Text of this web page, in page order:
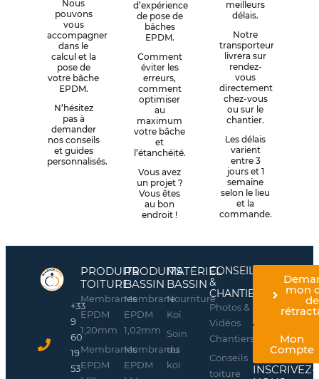
Nous
pouvons
vous
accompagner
dans le
calcul et la
pose de
votre bâche
EPDM.
N’hésitez
pas à
demander
nos conseils
et guides
personnalisés.
d’expérience
de pose de
bâches
EPDM.
Comment
éviter les
erreurs,
comment
optimiser
au
maximum
votre bâche
et
l’étanchéité.
Vous avez
un projet ?
Vous êtes
au bon
endroit !
meilleurs
délais.
Notre
transporteur
livrera sur
rendez-
vous
directement
chez-vous
ou sur le
chantier.
Les délais
varient
entre 3
jours et 1
semaine
selon le lieu
et la
commande.
+33
9
60
19
53
PRODUITS
TOITURE
Membranes
EPDM
1,20mm
Membranes
EPDM
PRODUITS
BASSIN
Membrane
EPDM
1,02mm
Membranes
EPDM
MATÉRIEL
BASSIN
Nourriture
Koï
Soin
du
koï
CONSEILS
&
CHANTIERS
Photos &
Vidéos
Chantiers
Conseils
toiture
mon
de
Mon
Compte
INSCRIVEZ-